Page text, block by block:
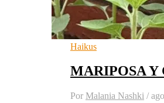
Haikus
MARIPOSA Y
Por Malania Nashki /